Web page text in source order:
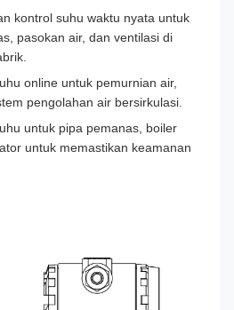
kontrol suhu waktu nyata untuk
pasokan air, dan ventilasi di
online untuk pemurnian air,
pengolahan air bersirkulasi.
untuk pipa pemanas, boiler
untuk memastikan keamanan